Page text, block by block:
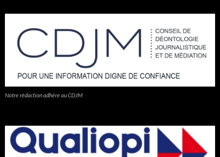
Notre rédaction adhère au CDJM